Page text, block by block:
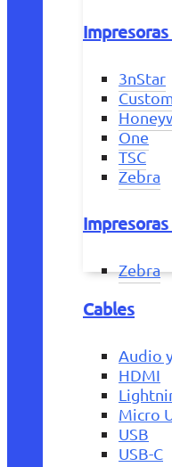
3nStar
One
TSC
Zebra
Zebra
Cables
Audio
HDMI
Micro
USB
USB-C